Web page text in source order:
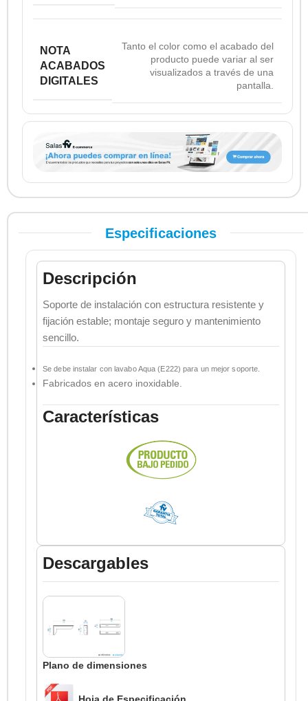
NOTA
ACABADOS
DIGITALES
Tanto el color como el acabado del
producto puede variar al ser
visualizados a través de una
pantalla.
Especificaciones
Descripción
Soporte de instalación con estructura resistente y
fijación estable; montaje seguro y mantenimiento
sencillo.
Se debe instalar con lavabo Aqua (E222) para un mejor soporte.
Fabricados en acero inoxidable.
Características
Descargables
Plano de dimensiones